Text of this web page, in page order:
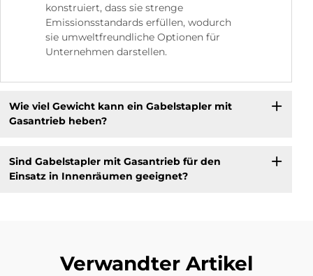
konstruiert, dass sie strenge
Emissionsstandards erfüllen, wodurch
sie umweltfreundliche Optionen für
Unternehmen darstellen.
Wie viel Gewicht kann ein Gabelstapler mit
Gasantrieb heben?
Sind Gabelstapler mit Gasantrieb für den
Einsatz in Innenräumen geeignet?
Verwandter Artikel